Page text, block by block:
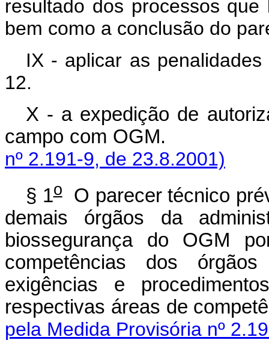
resultado dos processos
bem como a conclusão do
IX - aplicar as
12.
X - a expedição de
campo com
nº 2.191-9, de 23.8.2001)
§ 1oO parecer técnico
demais órgãos da
biossegurança do OGM
competências dos
exigências e
respectivas áreas
pela Medida Provisória nº